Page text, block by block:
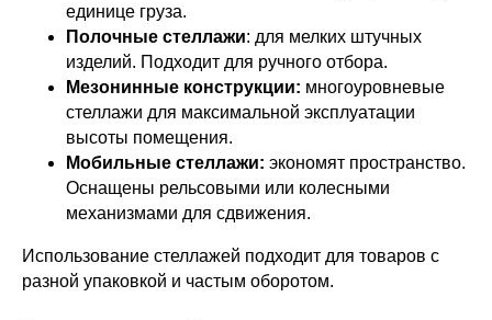
единице груза.
Полочные стеллажи: для мелких штучных
изделий. Подходит для ручного отбора.
Мезонинные конструкции: многоуровневые
стеллажи для максимальной эксплуатации
высоты помещения.
Мобильные стеллажи: экономят пространство.
Оснащены рельсовыми или колесными
механизмами для сдвижения.
Использование стеллажей подходит для товаров с
разной упаковкой и частым оборотом.